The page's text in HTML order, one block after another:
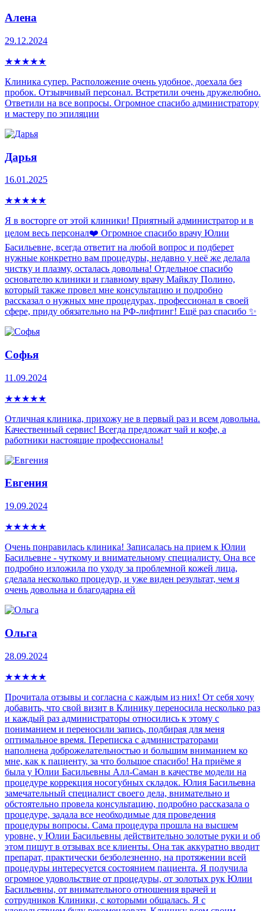
Алена
29.12.2024
★★★★★
Клиника супер. Расположение очень удобное, доехала без
пробок. Отзывчивый персонал. Встретили очень дружелюбно.
Ответили на все вопросы. Огромное спасибо администратору
и мастеру по эпиляции
Дарья
16.01.2025
★★★★★
Я в восторге от этой клиники! Приятный администратор и в
целом весь персонал❤️ Огромное спасибо врачу Юлии
Басильевне, всегда ответит на любой вопрос и подберет
нужные конкретно вам процедуры, недавно у неё же делала
чистку и плазму, осталась довольна! Отдельное спасибо
основателю клиники и главному врачу Майклу Полино,
который также провел мне консультацию и подробно
рассказал о нужных мне процедурах, профессионал в своей
сфере, приду обязательно на РФ-лифтинг! Ещё раз спасибо ✨
Софья
11.09.2024
★★★★★
Отличная клиника, прихожу не в первый раз и всем довольна.
Качественный сервис! Всегда предложат чай и кофе, а
работники настоящие профессионалы!
Евгения
19.09.2024
★★★★★
Очень понравилась клиника! Записалась на прием к Юлии
Басильевне - чуткому и внимательному специалисту. Она все
подробно изложила по уходу за проблемной кожей лица,
сделала несколько процедур, и уже виден результат, чем я
очень довольна и благодарна ей
Ольга
28.09.2024
★★★★★
Прочитала отзывы и согласна с каждым из них! От себя хочу
добавить, что свой визит в Клинику переносила несколько раз
и каждый раз администраторы относились к этому с
пониманием и переносили запись, подбирая для меня
оптимальное время. Переписка с администраторами
наполнена доброжелательностью и большим вниманием ко
мне, как к пациенту, за что большое спасибо! На приёме я
была у Юлии Басильевны Алл-Саман в качестве модели на
процедуре коррекция носогубных складок. Юлия Басильевна
замечательный специалист своего дела, внимательно и
обстоятельно провела консультацию, подробно рассказала о
процедуре, задала все необходимые для проведения
процедуры вопросы. Сама процедура прошла на высшем
уровне, у Юлии Басильевны действительно золотые руки и об
этом пишут в отзывах все клиенты. Она так аккуратно вводит
препарат, практически безболезненно, на протяжении всей
процедуры интересуется состоянием пациента. Я получила
огромное удовольствие от процедуры, от золотых рук Юлии
Басильевны, от внимательного отношения врачей и
сотрудников Клиники, с которыми общалась. Я с